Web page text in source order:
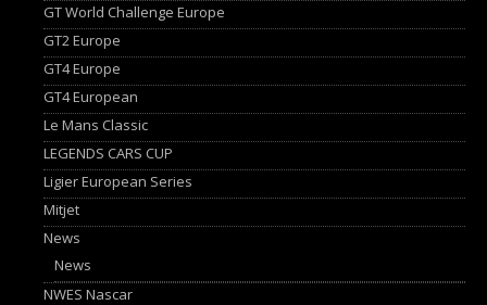
GT World Challenge Europe
GT2 Europe
GT4 Europe
GT4 European
Le Mans Classic
LEGENDS CARS CUP
Ligier European Series
Mitjet
News
News
NWES Nascar